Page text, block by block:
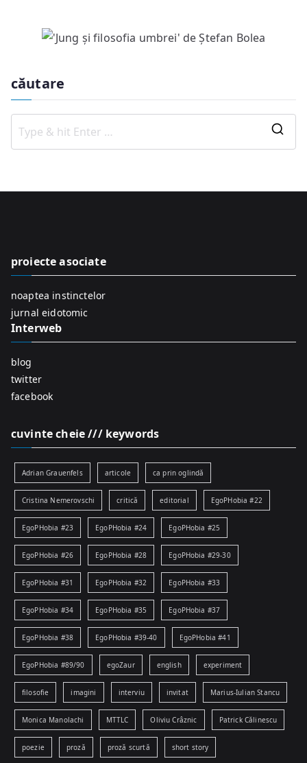
căutare
o
proiecte asociate
noaptea instinctelor
jurnal eidotomic
Interweb
blog
twitter
facebook
cuvinte cheie /// keywords
Adrian Grauenfels articole ca prin oglindă
Cristina Nemerovschi critică editorial EgoPHobia #22
EgoPHobia #23 EgoPHobia #24 EgoPHobia #25
EgoPHobia #26 EgoPHobia #28 EgoPHobia #29-30
EgoPHobia #31 EgoPHobia #32 EgoPHobia #33
EgoPHobia #34 EgoPHobia #35 EgoPHobia #37
EgoPHobia #38 EgoPHobia #39-40 EgoPHobia #41
EgoPHobia #89/90 egoZaur english experiment
filosofie imagini interviu invitat Marius-Iulian Stancu
Monica Manolachi MTTLC Oliviu Crâznic Patrick Călinescu
poezie proză proză scurtă short story